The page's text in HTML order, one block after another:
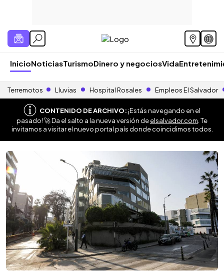
InicioNoticiasTurismoDinero y negociosVida
Terremotos Lluvias Hospital Rosales Empleos El Salvador
CONTENIDO DE ARCHIVO:¡Estás navegando en el
pasado! 🚀 Da el salto a la nueva versión deelsalvador.com . Te
invitamos a visitar el nuevo portal país donde coincidimos todos.